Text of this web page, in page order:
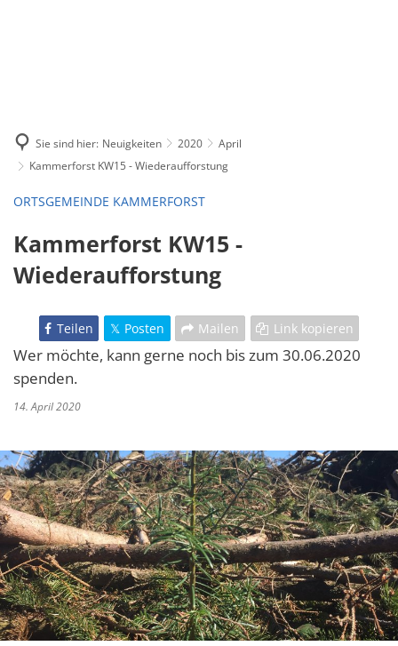
Sie sind hier: Neuigkeiten 2020
April
Kammerforst KW15 - Wiederaufforstung
ORTSGEMEINDE KAMMERFORST
Kammerforst KW15 -
Wiederaufforstung
Teilen Posten Mailen Link kopieren
Wer möchte, kann gerne noch bis zum 30.06.2020
spenden.
14. April 2020